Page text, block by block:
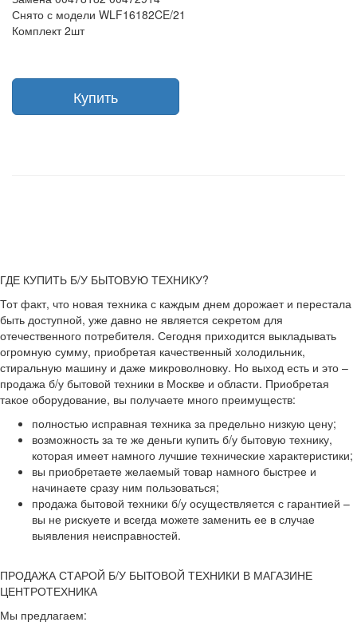
Снято с модели WLF16182CE/21
Комплект 2шт
ГДЕ КУПИТЬ Б/У БЫТОВУЮ ТЕХНИКУ?
Тот факт, что новая техника с каждым днем дорожает и перестала
быть доступной, уже давно не является секретом для
отечественного потребителя. Сегодня приходится выкладывать
огромную сумму, приобретая качественный холодильник,
стиральную машину и даже микроволновку. Но выход есть и это –
продажа б/у бытовой техники в Москве и области. Приобретая
такое оборудование, вы получаете много преимуществ:
полностью исправная техника за предельно низкую цену;
возможность за те же деньги купить б/у бытовую технику,
которая имеет намного лучшие технические характеристики;
вы приобретаете желаемый товар намного быстрее и
начинаете сразу ним пользоваться;
продажа бытовой техники б/у осуществляется с гарантией –
вы не рискуете и всегда можете заменить ее в случае
выявления неисправностей.
ПРОДАЖА СТАРОЙ Б/У БЫТОВОЙ ТЕХНИКИ В МАГАЗИНЕ
ЦЕНТРОТЕХНИКА
Мы предлагаем: